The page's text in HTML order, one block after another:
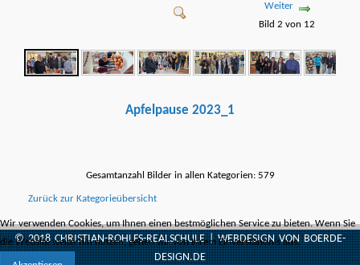
Weiter
Bild 2 von 12
Apfelpause 2023_1
Gesamtanzahl Bilder in allen Kategorien: 579
Zurück zur Kategorieübersicht
© 2018CHRISTIAN-ROHLFS-REALSCHULE| WEBDESIGN VONBOERDE-
DESIGN.DE
Wir verwenden Cookies, um Ihnen einen bestmöglichen Service zu bieten. Wenn Sie
die Website weiterhin nutzen, gehen wir von Ihrem Einverständnis aus.